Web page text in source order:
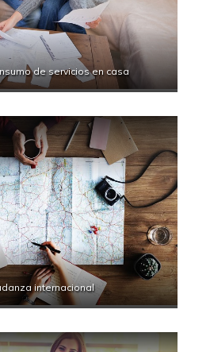
de servicios en casa
internacional